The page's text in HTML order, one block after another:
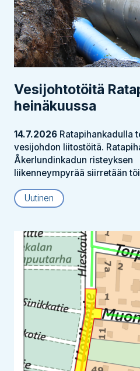
Vesijohtotöitä
heinäkuussa
14.7.2026 Ratapihankadulla
vesijohdon liitostöitä.
Åkerlundinkadun risteyksen
liikenneympyrää siirretään
Uutinen